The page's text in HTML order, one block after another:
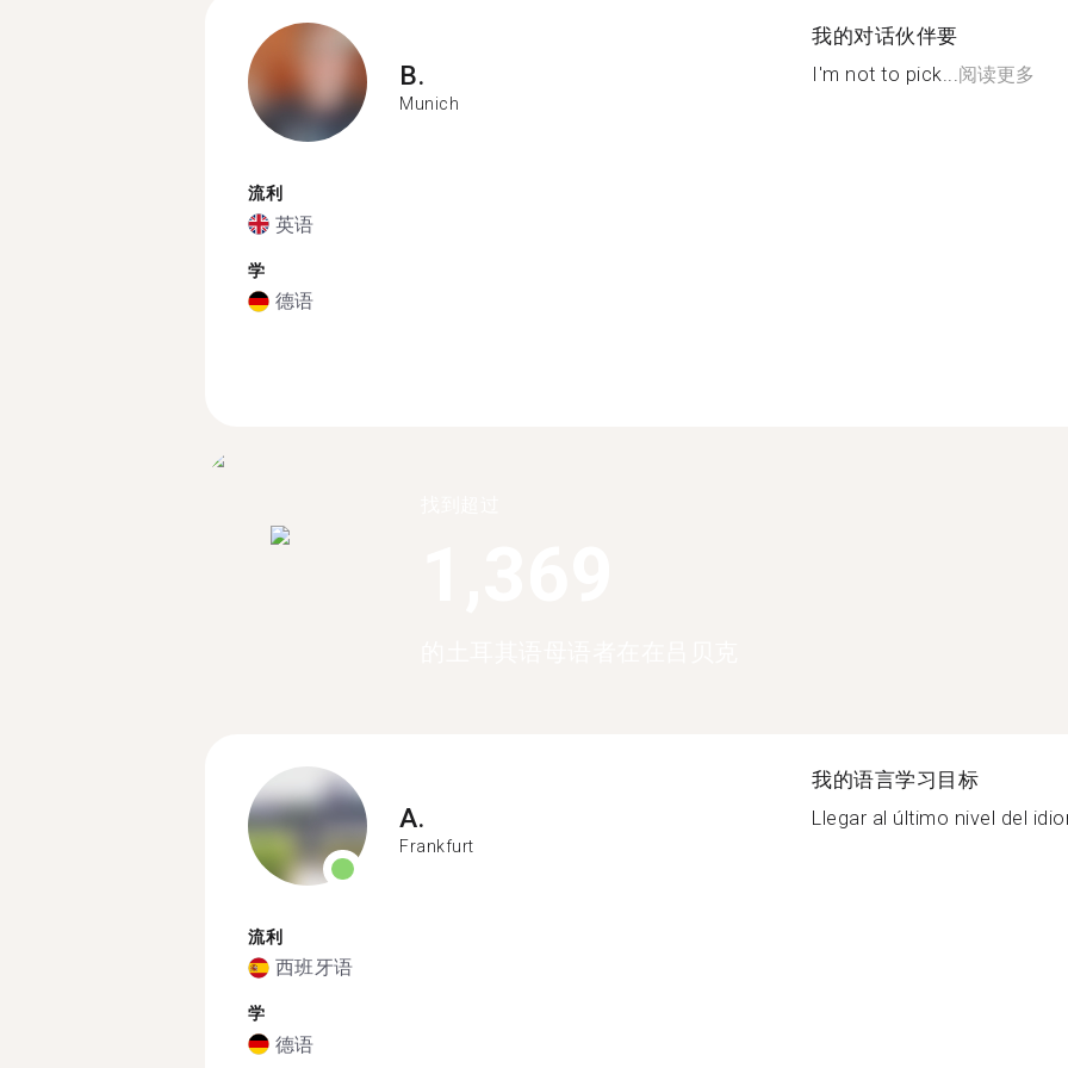
B.
Munich
流利
英语
学
德语
我的对话伙伴要
I'm not to pick...阅读更多
A.
Frankfurt
流利
西班牙语
学
德语
我的语言学习目标
Llegar al último nivel del